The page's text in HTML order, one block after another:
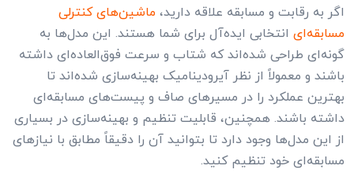
اگر به رقابت و مسابقه علاقه دارید، ماشین‌های کنترلی
مسابقه‌ای انتخابی ایده‌آل برای شما هستند. این مدل‌ها به
گونه‌ای طراحی شده‌اند که شتاب و سرعت فوق‌العاده‌ای داشته
باشند و معمولاً از نظر آیرودینامیک بهینه‌سازی شده‌اند تا
بهترین عملکرد را در مسیرهای صاف و پیست‌های مسابقه‌ای
داشته باشند. همچنین، قابلیت تنظیم و بهینه‌سازی در بسیاری
از این مدل‌ها وجود دارد تا بتوانید آن را دقیقاً مطابق با نیازهای
مسابقه‌ای خود تنظیم کنید.